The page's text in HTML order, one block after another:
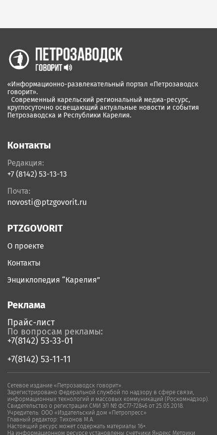
«Информационно-развлекательный портал «Петрозаводск
говорит».
Современный карельский региональный медиа-ресурс,
круглосуточно освещающий актуальные новости и события
Петрозаводска и Республики Карелия.
Контакты
Редакция:
+7 (8142) 53-13-13
Почта:
novosti@ptzgovorit.ru
PTZGOVORIT
О проекте
Контакты
Энциклопедия “Карелия”
Реклама
Прайс-лист
По вопросам рекламы:
+7(8142) 53-33-01
+7(8142) 53-11-11
Сетевое издание «Петрозаводск говорит».
Зарегистрировано Федеральной службой по надзору в сфере связи,
информационных технологий и массовых коммуникаций (Роскомнадзор).
Свидетельство о регистрации СМИ ЭЛ № ФС77-72846 от 25.05.2018.
Учредитель: ООО «Издательский дом «Петропресс»
Главный редактор: Тихонов М.А.
Настоящий ресурс может содержать материалы 16+.
На информационном ресурсе установлены счетчики Яндекс Метрики